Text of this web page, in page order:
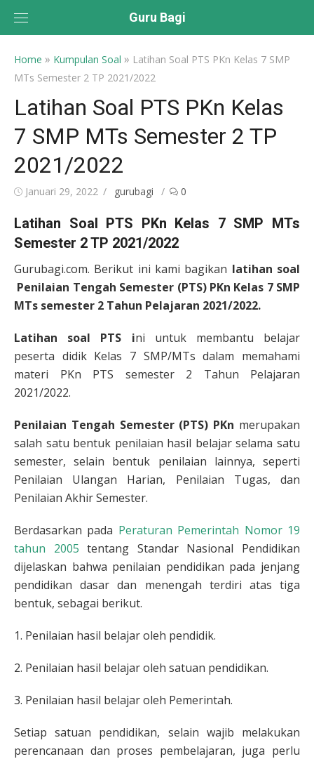
Guru Bagi
Home » Kumpulan Soal » Latihan Soal PTS PKn Kelas 7 SMP
MTs Semester 2 TP 2021/2022
Latihan Soal PTS PKn Kelas
7 SMP MTs Semester 2 TP
2021/2022
Posted
Januari 29, 2022 Author
gurubagi 0
Latihan Soal PTS PKn Kelas 7 SMP MTs
Semester 2 TP 2021/2022
Gurubagi.com. Berikut ini kami bagikan latihan soal
Penilaian Tengah Semester (PTS) PKn Kelas 7 SMP
MTs semester 2 Tahun Pelajaran 2021/2022.
Latihan soal PTS ini untuk membantu belajar
peserta didik Kelas 7 SMP/MTs dalam memahami
materi PKn PTS semester 2 Tahun Pelajaran
2021/2022.
Penilaian Tengah Semester (PTS) PKn merupakan
salah satu bentuk penilaian hasil belajar selama satu
semester, selain bentuk penilaian lainnya, seperti
Penilaian Ulangan Harian, Penilaian Tugas, dan
Penilaian Akhir Semester.
Berdasarkan pada Peraturan Pemerintah Nomor 19
tahun 2005 tentang Standar Nasional Pendidikan
dijelaskan bahwa penilaian pendidikan pada jenjang
pendidikan dasar dan menengah terdiri atas tiga
bentuk, sebagai berikut.
1. Penilaian hasil belajar oleh pendidik.
2. Penilaian hasil belajar oleh satuan pendidikan.
3. Penilaian hasil belajar oleh Pemerintah.
Setiap satuan pendidikan, selain wajib melakukan
perencanaan dan proses pembelajaran, juga perlu